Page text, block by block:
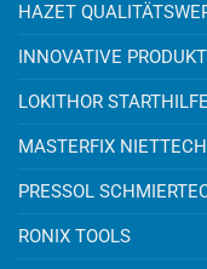
HAZET
INNOVATIVE
LOKITHOR STARTHILFE
MASTERFIX
PRESSOL
RONIX TOOLS